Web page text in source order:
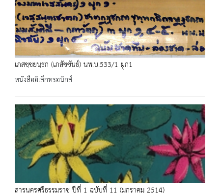
เภสชฺชยนฺธก (เภสัชขันธ์) นพ.บ.533/1 ผูก1
หนังสืออิเล็กทรอนิกส์
สารนครศรีธรรมราช ปีที่ 1 ฉบับที่ 11 (มกราคม 2514)